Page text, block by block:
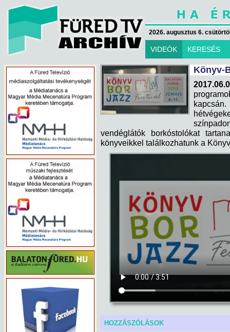
2026. augusztus 6.
VIDEÓK KERESÉS
Könyv-
vendéglátók borkóstolókat
könyveikkel találkozhatunk a
HOZZÁSZÓLÁSOK